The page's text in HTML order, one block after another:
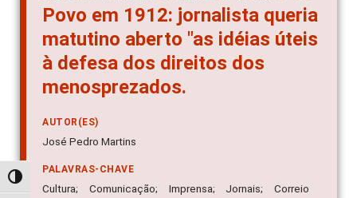
Alternar alto contraste
Povo em 1912: jornalista queria
matutino aberto "as idéias úteis
à defesa dos direitos dos
menosprezados.
AUTOR(ES)
José Pedro Martins
PALAVRAS-CHAVE
Cultura; Comunicação; Imprensa; Jornais; Correio